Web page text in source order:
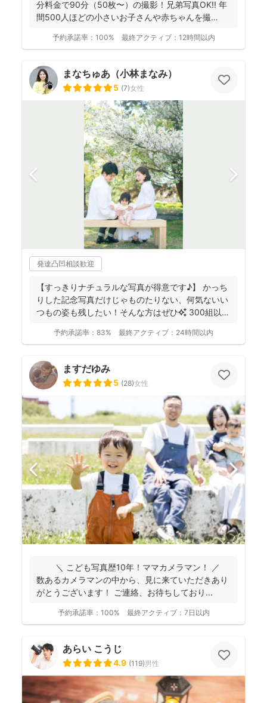
分料金で90分（50枚〜）の撮影！兄弟写真OK!! 年
間500人ほどの小さいお子さんや赤ちゃんを撮
予約承諾率： 100% 最終アクティブ： 12時間以内
まなちゅあ（小林まなみ）
5 (7)女性
発達凸凹相談歓迎
【すっきりナチュラルな写真が得意です♪】 かっち
りした記念写真だけじゃものたりない、何気ないい
つもの姿も残したい！そんな方はぜひ✨️ 300組以上
予約承諾率： 83% 最終アクティブ： 24時間以内
ますだゆみ
5 (28)女性
＼ こども写真歴10年！ママカメラマン！ ／
数あるカメラマンの中から、見に来ていただきあり
がとうございます！ ご連絡、お待ちしており...
予約承諾率： 100% 最終アクティブ： 7日以内
あらい こうじ
4.9 (119)男性